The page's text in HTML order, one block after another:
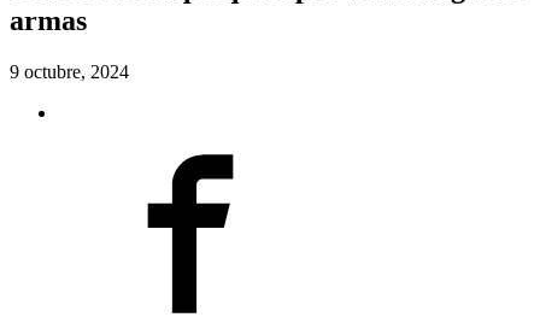
armas
9 octubre, 2024